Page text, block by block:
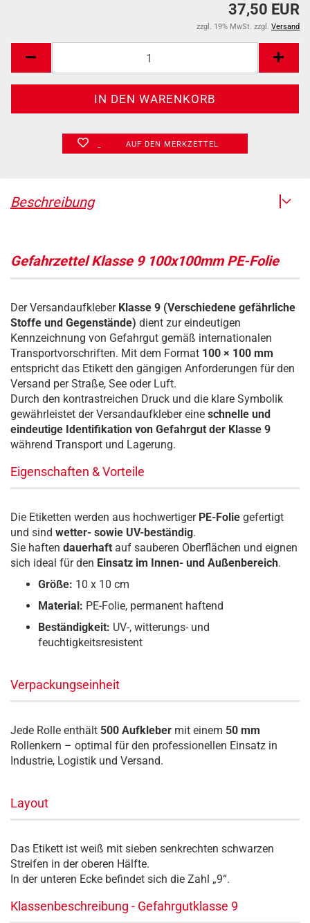
37,50 EUR
zzgl. 19% MwSt. zzgl. Versand
AUF DEN MERKZETTEL
Beschreibung
Gefahrzettel Klasse 9 100x100mm PE-Folie
Der Versandaufkleber Klasse 9 (Verschiedene gefährliche
Stoffe und Gegenstände) dient zur eindeutigen
Kennzeichnung von Gefahrgut gemäß internationalen
Transportvorschriften. Mit dem Format 100 × 100 mm
entspricht das Etikett den gängigen Anforderungen für den
Versand per Straße, See oder Luft.
Durch den kontrastreichen Druck und die klare Symbolik
gewährleistet der Versandaufkleber eine schnelle und
eindeutige Identifikation von Gefahrgut der Klasse 9
während Transport und Lagerung.
Eigenschaften & Vorteile
Die Etiketten werden aus hochwertiger PE-Folie gefertigt
und sind wetter- sowie UV-beständig.
Sie haften dauerhaft auf sauberen Oberflächen und eignen
sich ideal für den Einsatz im Innen- und Außenbereich.
Größe: 10 x 10 cm
Material: PE-Folie, permanent haftend
Beständigkeit: UV-, witterungs- und
feuchtigkeitsresistent
Verpackungseinheit
Jede Rolle enthält 500 Aufkleber mit einem 50 mm
Rollenkern – optimal für den professionellen Einsatz in
Industrie, Logistik und Versand.
Layout
Das Etikett ist weiß mit sieben senkrechten schwarzen
Streifen in der oberen Hälfte.
In der unteren Ecke befindet sich die Zahl „9“.
Klassenbeschreibung - Gefahrgutklasse 9